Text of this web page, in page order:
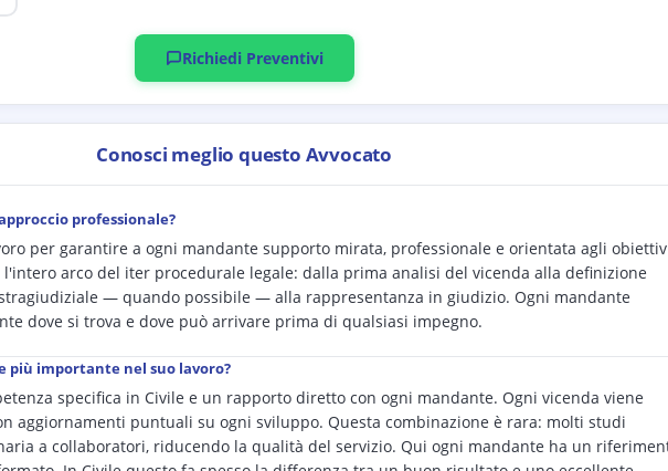
Richiedi Preventivi
Conosci meglio questo Avvocato
professionale?
per garantire a ogni mandante supporto mirata, professionale e orientata agli
arco del iter procedurale legale: dalla prima analisi del vicenda alla definizione
— quando possibile — alla rappresentanza in giudizio. Ogni mandante
dove si trova e dove può arrivare prima di qualsiasi impegno.
importante nel suo lavoro?
specifica in Civile e un rapporto diretto con ogni mandante. Ogni vicenda viene
aggiornamenti puntuali su ogni sviluppo. Questa combinazione è rara: molti studi
a collaboratori, riducendo la qualità del servizio. Qui ogni mandante ha un